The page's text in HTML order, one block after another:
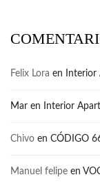
Felix Lora en
Mar en Interior
Chivo en CÓDIGO
Manuel felipe en